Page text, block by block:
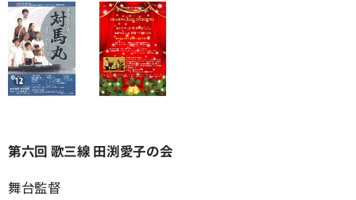
第六回 歌三線 田渕愛子の会
舞台監督